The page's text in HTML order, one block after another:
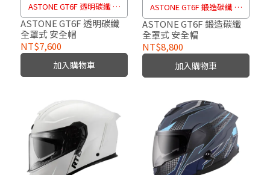
ASTONE GT6F 透明碳纖 全
罩式 安全帽
ASTONE GT6F 透明碳纖
全罩式 安全帽
NT$7,600
加入購物車
ASTONE GT6F 鍛造碳纖 全
罩式 安全帽
ASTONE GT6F 鍛造碳纖
全罩式 安全帽
NT$8,800
加入購物車